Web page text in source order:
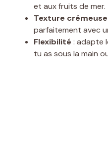
et aux fruits de mer.
Texture
parfaitement avec
Flexibilité : adapte
tu as sous la main